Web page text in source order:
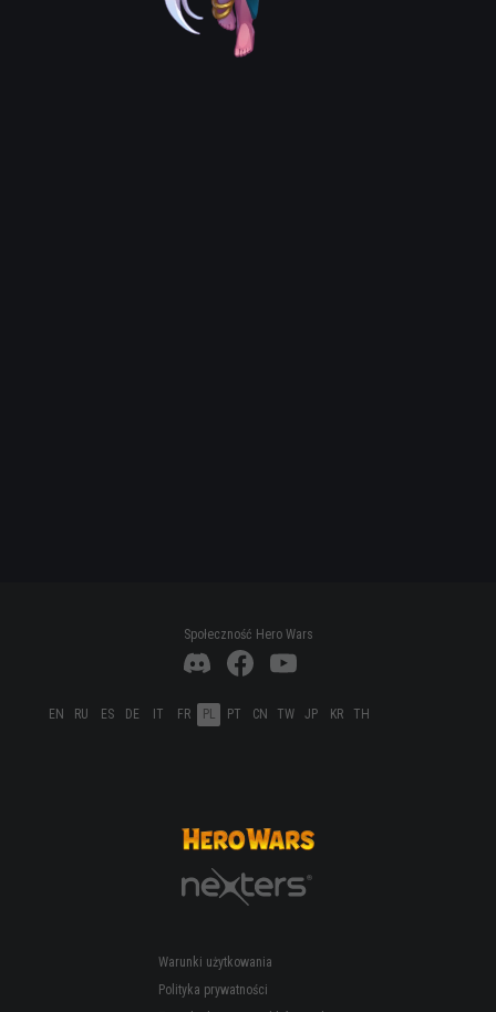
Społeczność Hero Wars
EN RU ES DE IT FR PL PT CN TW JP KR TH
Warunki użytkowania
Polityka prywatności